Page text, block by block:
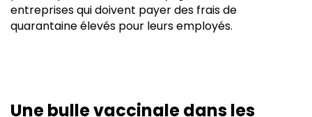
entreprises qui doivent payer des frais de
quarantaine élevés pour leurs employés.
Une bulle vaccinale dans les